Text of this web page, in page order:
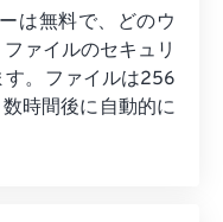
は無料で、どのウ
ァイルのセキュリ
す。ファイルは256
時間後に自動的に